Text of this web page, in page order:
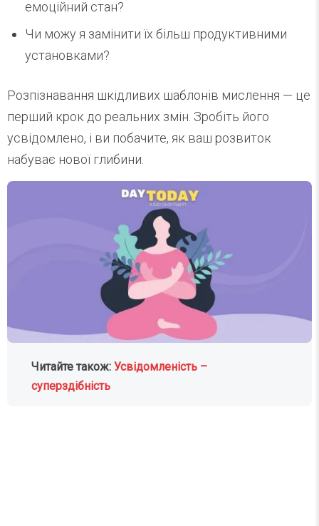
емоційний стан?
Чи можу я замінити їх більш продуктивними
установками?
Розпізнавання шкідливих шаблонів мислення — це
перший крок до реальних змін. Зробіть його
усвідомлено, і ви побачите, як ваш розвиток
набуває нової глибини.
Читайте також: Усвідомленість –
суперздібність